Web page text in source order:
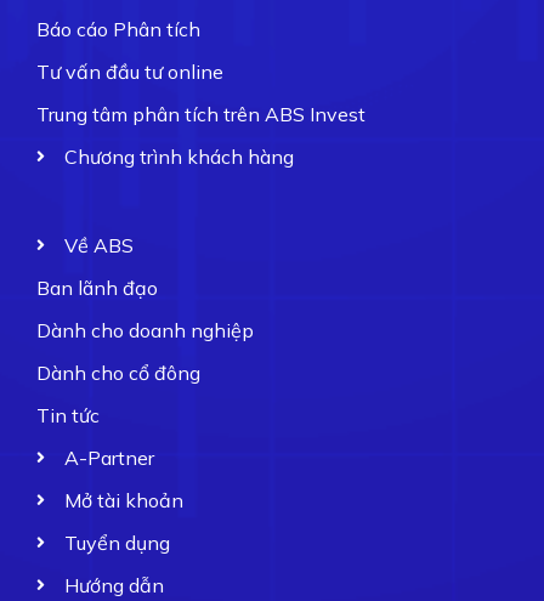
Báo cáo Phân tích
Tư vấn đầu tư online
Trung tâm phân tích trên ABS Invest
Chương trình khách hàng
Về ABS
Ban lãnh đạo
Dành cho doanh nghiệp
Dành cho cổ đông
Tin tức
A-Partner
Mở tài khoản
Tuyển dụng
Hướng dẫn